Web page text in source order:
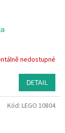
nedostupné
DETAIL
Kód: LEGO 10804